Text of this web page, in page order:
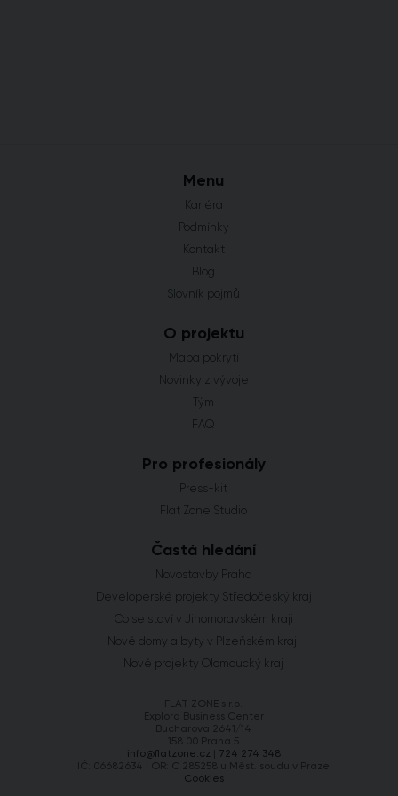
Menu
Kariéra
Podmínky
Kontakt
Blog
Slovník pojmů
O projektu
Mapa pokrytí
Novinky z vývoje
Tým
FAQ
Pro profesionály
Press-kit
Flat Zone Studio
Častá hledání
Novostavby Praha
Developerské projekty Středočeský kraj
Co se staví v Jihomoravském kraji
Nové domy a byty v Plzeňském kraji
Nové projekty Olomoucký kraj
FLAT ZONE s.r.o.
Explora Business Center
Bucharova 2641/14
158 00 Praha 5
info@flatzone.cz
724 274 348
IČ: 06682634 | OR: C 285258 u Měst. soudu v Praze
Cookies